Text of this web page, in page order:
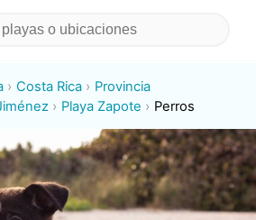
Costa Rica
Provincia
Playa Zapote Perros